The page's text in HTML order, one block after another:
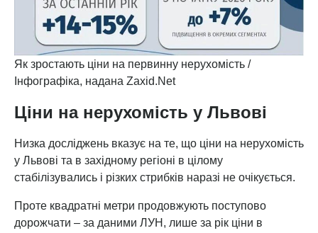
Як зростають ціни на первинну нерухомість /
Інфографіка, надана Zaxid.Net
Ціни на нерухомість у Львові
Низка досліджень вказує на те, що ціни на нерухомість
у Львові та в західному регіоні в цілому
стабілізувались і різких стрибків наразі не очікується.
Проте квадратні метри продовжують поступово
дорожчати – за даними ЛУН, лише за рік ціни в